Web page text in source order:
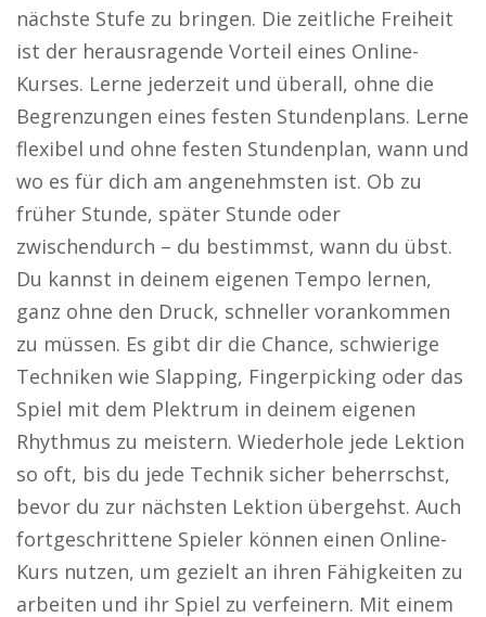
nächste Stufe zu bringen. Die zeitliche Freiheit
ist der herausragende Vorteil eines Online-
Kurses. Lerne jederzeit und überall, ohne die
Begrenzungen eines festen Stundenplans. Lerne
flexibel und ohne festen Stundenplan, wann und
wo es für dich am angenehmsten ist. Ob zu
früher Stunde, später Stunde oder
zwischendurch – du bestimmst, wann du übst.
Du kannst in deinem eigenen Tempo lernen,
ganz ohne den Druck, schneller vorankommen
zu müssen. Es gibt dir die Chance, schwierige
Techniken wie Slapping, Fingerpicking oder das
Spiel mit dem Plektrum in deinem eigenen
Rhythmus zu meistern. Wiederhole jede Lektion
so oft, bis du jede Technik sicher beherrschst,
bevor du zur nächsten Lektion übergehst. Auch
fortgeschrittene Spieler können einen Online-
Kurs nutzen, um gezielt an ihren Fähigkeiten zu
arbeiten und ihr Spiel zu verfeinern. Mit einem